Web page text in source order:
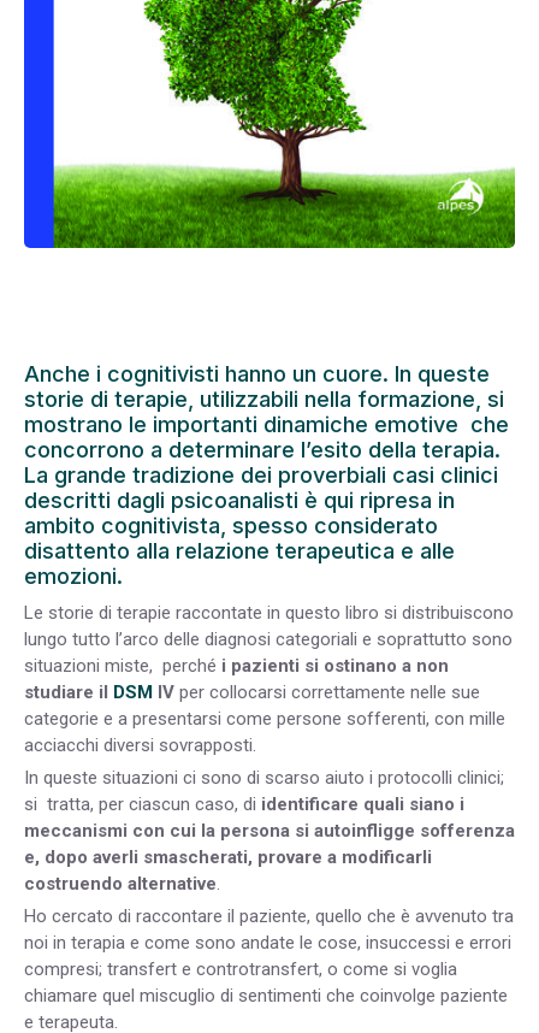
Anche i cognitivisti hanno un cuore. In queste
storie di terapie, utilizzabili nella formazione, si
mostrano le importanti dinamiche emotive che
concorrono a determinare l’esito della terapia.
La grande tradizione dei proverbiali casi clinici
descritti dagli psicoanalisti è qui ripresa in
ambito cognitivista, spesso considerato
disattento alla relazione terapeutica e alle
emozioni.
Le storie di terapie raccontate in questo libro si distribuiscono
lungo tutto l’arco delle diagnosi categoriali e soprattutto sono
situazioni miste, perché i pazienti si ostinano a non
studiare il DSM IV per collocarsi correttamente nelle sue
categorie e a presentarsi come persone sofferenti, con mille
acciacchi diversi sovrapposti.
In queste situazioni ci sono di scarso aiuto i protocolli clinici;
si tratta, per ciascun caso, di identificare quali siano i
meccanismi con cui la persona si autoinfligge sofferenza
e, dopo averli smascherati, provare a modificarli
costruendo alternative.
Ho cercato di raccontare il paziente, quello che è avvenuto tra
noi in terapia e come sono andate le cose, insuccessi e errori
compresi; transfert e controtransfert, o come si voglia
chiamare quel miscuglio di sentimenti che coinvolge paziente
e terapeuta.